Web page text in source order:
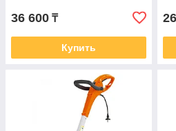
36 600 ₸
Купить